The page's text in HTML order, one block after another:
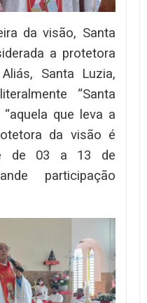
da visão, Santa
a protetora
Santa Luzia,
“Santa
que leva a
da visão é
de 03 a 13 de
participação